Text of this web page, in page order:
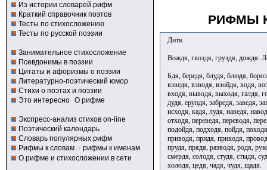
Из истории словарей рифм
Краткий справочник поэтов
Тесты по стихосложению
Тесты по русской поэзии
Занимательное стихосложение
Псевдонимы в поэзии
Цитаты и афоризмы о поэзии
Литературно-поэтический юмор
Стихи о поэтах и поэзии
Это интересно О рифме
Экспресс-анализ стихов on-line
Поэтический календарь
Словарь популярных рифм
Рифмы к словам и рифмы к именам
О рифме и стихосложении в сети
РИФМЫ
Дитя.
Вождя, гвоздя, груздя, дождя.
Бдя, бередя, блудя, блюдя,
взведя, взводя, взойдя, водя,
входя, выводя, выходя, галдя,
дудя, ерундя, забредя, заведя,
исходя, кадя, лудя, наведя,
отходя, переведя, переводя,
подойдя, подходя, пойдя,
приводя, придя, приходя,
прудя, прядя, разводя, родя,
смердя, солодя, студя, стыдя,
холодя, цедя, чадя, чудя, щадя.